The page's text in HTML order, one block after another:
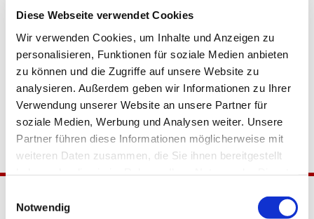
Diese Webseite verwendet Cookies
Wir verwenden Cookies, um Inhalte und Anzeigen zu
personalisieren, Funktionen für soziale Medien anbieten
zu können und die Zugriffe auf unsere Website zu
analysieren. Außerdem geben wir Informationen zu Ihrer
Verwendung unserer Website an unsere Partner für
soziale Medien, Werbung und Analysen weiter. Unsere
Partner führen diese Informationen möglicherweise mit
weiteren Daten zusammen, die Sie ihnen bereitgestellt
Notwendig